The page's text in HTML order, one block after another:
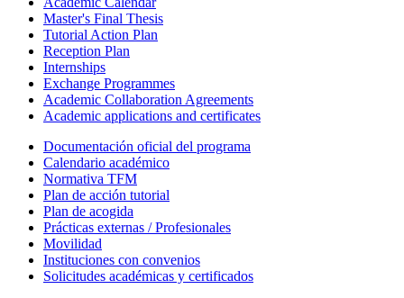
Master's Final Thesis
Tutorial Action Plan
Reception Plan
Internships
Exchange Programmes
Academic Collaboration Agreements
Academic applications and certificates
Documentación oficial del programa
Calendario académico
Normativa TFM
Plan de acción tutorial
Plan de acogida
Prácticas externas / Profesionales
Movilidad
Instituciones con convenios
Solicitudes académicas y certificados